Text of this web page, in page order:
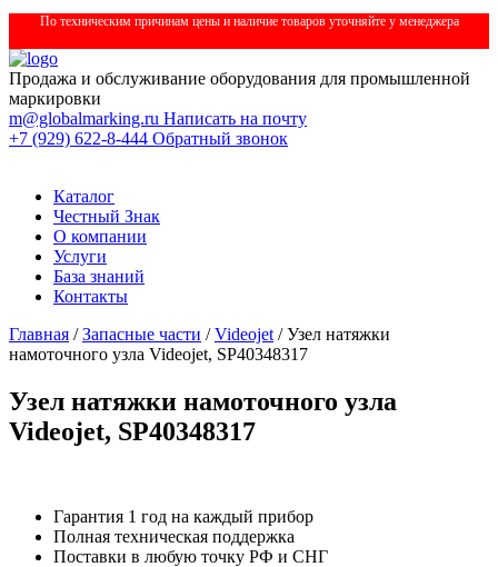
По техническим причинам цены и наличие товаров уточняйте у менеджера
Продажа и обслуживание оборудования для промышленной
маркировки
m@globalmarking.ru Написать на почту
+7 (929) 622-8-444 Обратный звонок
Каталог
Честный Знак
О компании
Услуги
База знаний
Контакты
Главная /Запасные части /Videojet / Узел натяжки
намоточного узла Videojet, SP40348317
Узел натяжки намоточного узла
Videojet, SP40348317
Гарантия 1 год на каждый прибор
Полная техническая поддержка
Поставки в любую точку РФ и СНГ